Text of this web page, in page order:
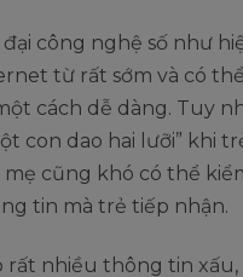
công nghệ số như
từ rất sớm và có
cách dễ dàng. Tuy
con dao hai lưỡi” khi
mẹ cũng khó có thể
tin mà trẻ tiếp nhận.
rất nhiều thông tin xấu,